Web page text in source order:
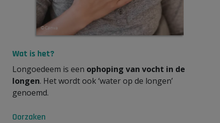
© Canva
Wat is het?
Longoedeem is een ophoping van vocht in de
longen. Het wordt ook ‘water op de longen’
genoemd.
Oorzaken